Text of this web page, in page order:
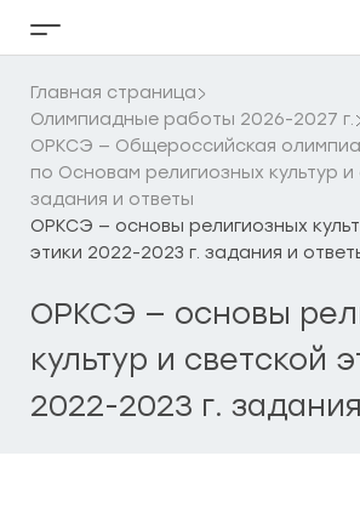
Кнопка
бокового
меню
Главная страница
Олимпиадные работы 2026-2027 г.
ОРКСЭ — Общероссийская
по Основам религиозных культур и
задания и ответы
ОРКСЭ — основы религиозных
этики 2022-2023 г. задания и
ОРКСЭ — основы
культур и светской
2022-2023 г.